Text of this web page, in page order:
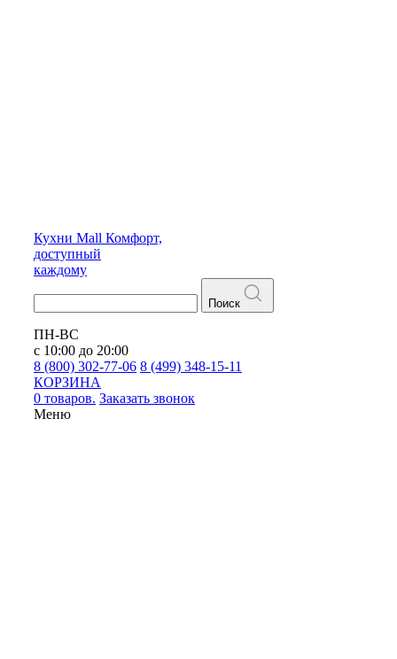
Кухни Mall Комфорт,
доступный
каждому
Поиск
ПН-ВС
с 10:00 до 20:00
8 (800) 302-77-06 8 (499) 348-15-11
КОРЗИНА
0 товаров. Заказать звонок
Меню